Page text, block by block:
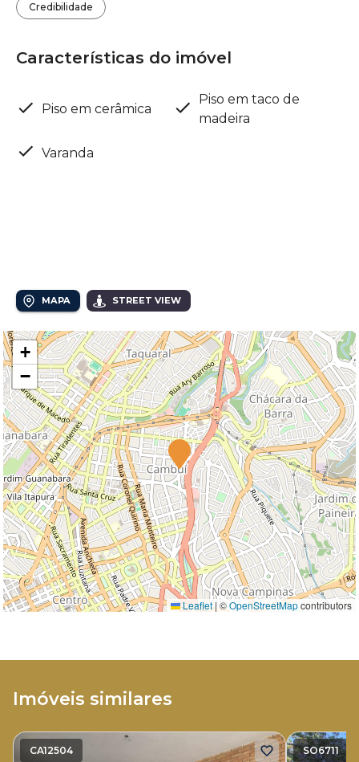
Credibilidade
Características do imóvel
Piso em cerâmica
Piso em taco de
madeira
Varanda
MAPA STREET VIEW
+
−
Leaflet| ©OpenStreetMapcontributors
Imóveis similares
CA12504 SO6711